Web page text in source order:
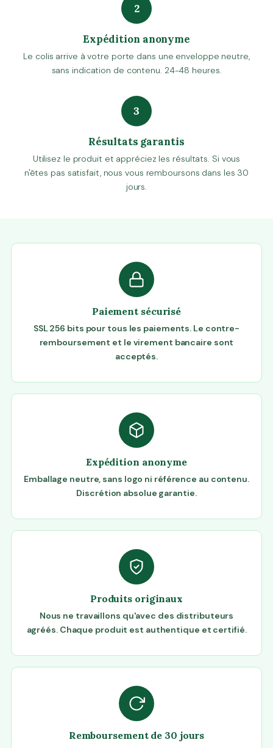
2
Expédition anonyme
Le colis arrive à votre porte dans une enveloppe neutre,
sans indication de contenu. 24-48 heures.
3
Résultats garantis
Utilisez le produit et appréciez les résultats. Si vous
n'êtes pas satisfait, nous vous remboursons dans les 30
jours.
Paiement sécurisé
SSL 256 bits pour tous les paiements. Le contre-
remboursement et le virement bancaire sont
acceptés.
Expédition anonyme
Emballage neutre, sans logo ni référence au contenu.
Discrétion absolue garantie.
Produits originaux
Nous ne travaillons qu'avec des distributeurs
agréés. Chaque produit est authentique et certifié.
Remboursement de 30 jours